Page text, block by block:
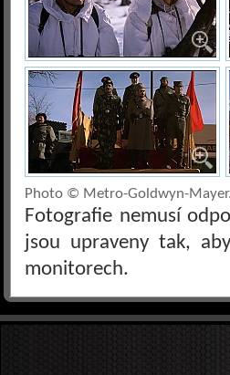
Photo © Metro-Goldwyn-Mayer.
Fotografie nemusí
jsou upraveny tak,
monitorech.